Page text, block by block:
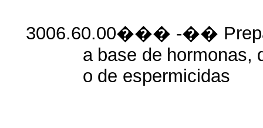
3006.60.00��� -��
a base de hormonas,
o de espermicidas